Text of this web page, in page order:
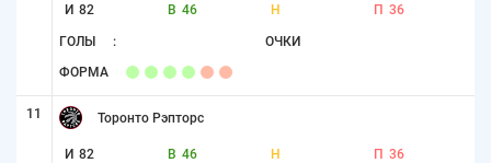
И 82 В 46 Н П 36
ГОЛЫ : ОЧКИ
ФОРМА
11 Торонто Рэпторс
И 82 В 46 Н П 36